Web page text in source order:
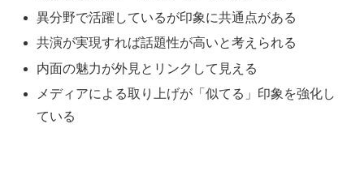
異分野で活躍しているが印象に共通点がある
共演が実現すれば話題性が高いと考えられる
内面の魅力が外見とリンクして見える
メディアによる取り上げが「似てる」印象を強化し
ている